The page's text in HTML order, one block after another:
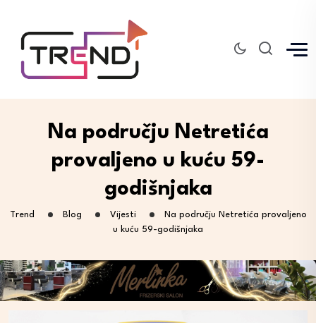
Na području Netretića
provaljeno u kuću 59-
godišnjaka
Trend Blog Vijesti
Na području Netretića provaljeno
u kuću 59-godišnjaka